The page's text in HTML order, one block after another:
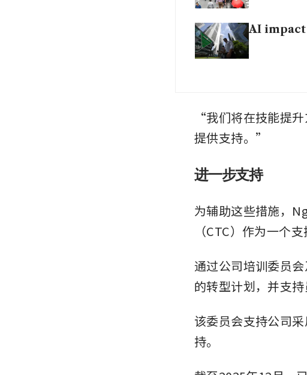
AI
“我们将在技能提
提供支持。”
进一步支持
为辅助这些措施，
（CTC）作为一个
通过公司培训委员
的转型计划，并支
该委员会支持公司
持。